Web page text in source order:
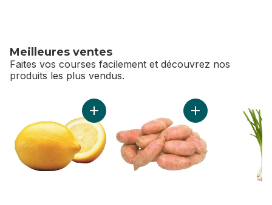
Meilleures ventes
Faites vos courses facilement et découvrez nos
produits les plus vendus.
sauter Meilleures ventes
Ajouter Citrons au panier Ajouter Patates